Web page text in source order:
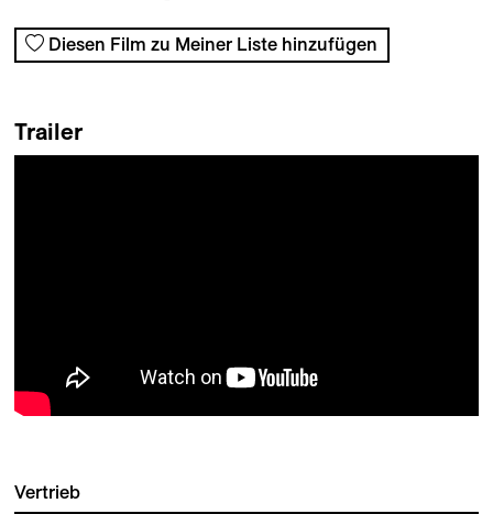
Diesen Film zu Meiner Liste hinzufügen
Trailer
Vertrieb